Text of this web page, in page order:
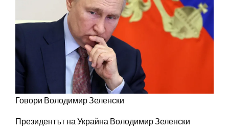
Говори Володимир Зеленски
Президентът на Украйна Володимир Зеленски